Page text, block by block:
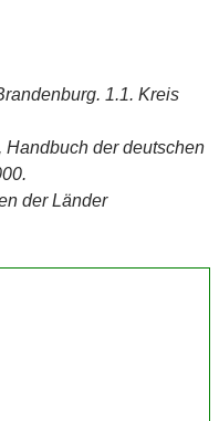
1.1. Kreis
der deutschen
der Länder